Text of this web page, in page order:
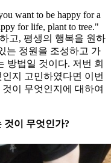
want to be happy for a
for life, plant to tree."
고, 평생의 행복을 원하
는 정원을 조성하고 가
방법일 것이다. 저번 회
지 고민하였다면 이번
이 무엇인지에 대하여
것이 무엇인가?